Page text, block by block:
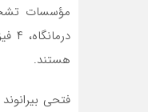
هستند.